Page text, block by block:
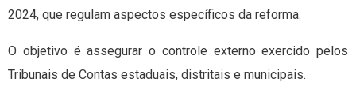
2024, que regulam aspectos específicos da reforma.
O objetivo é assegurar o controle externo exercido pelos
Tribunais de Contas estaduais, distritais e municipais.